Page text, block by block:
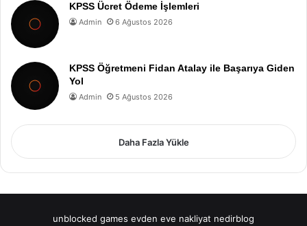
KPSS Ücret Ödeme İşlemleri
Admin 6 Ağustos 2026
KPSS Öğretmeni Fidan Atalay ile Başarıya Giden
Yol
Admin 5 Ağustos 2026
Daha Fazla Yükle
unblocked games evden eve nakliyat nedirblog